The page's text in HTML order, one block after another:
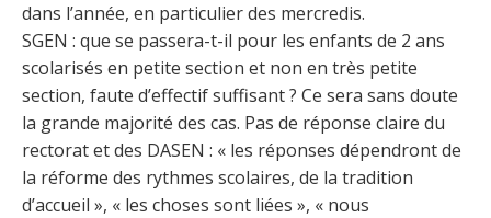
dans l’année, en particulier des mercredis.
SGEN : que se passera-t-il pour les enfants de 2 ans
scolarisés en petite section et non en très petite
section, faute d’effectif suffisant ? Ce sera sans doute
la grande majorité des cas. Pas de réponse claire du
rectorat et des DASEN : « les réponses dépendront de
la réforme des rythmes scolaires, de la tradition
d’accueil », « les choses sont liées », « nous